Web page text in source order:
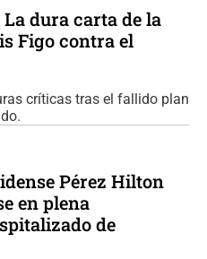
dura carta de la
Figo contra el
críticas tras el fallido plan
Pérez Hilton
en plena
de